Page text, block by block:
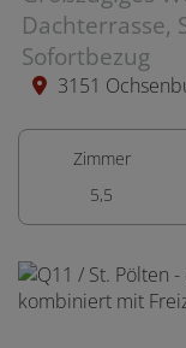
Dachterrasse,
Sofortbezug
3151
Zimmer
5,5